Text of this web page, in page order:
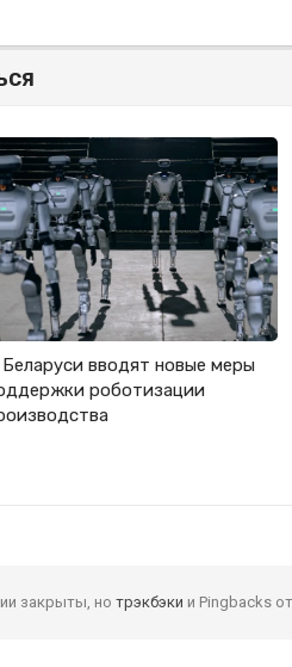
вводят новые меры
роботизации
закрыты, но трэкбэки и Pingbacks